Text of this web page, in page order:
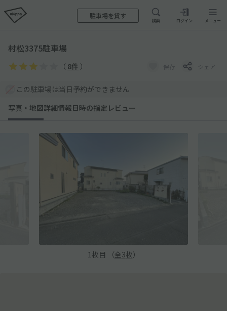
駐車場を貸す
検索 ログイン メニュー
村松3375駐車場
（ 8件 ） 保存 シェア
この駐車場は当日予約ができません
写真・地図詳細情報日時の指定 レビュー
1 枚目 （全3枚）